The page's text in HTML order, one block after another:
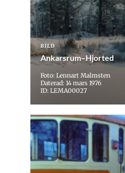
BILD
Ankarsrum–Hjorted
Foto: Lennart Malmsten
Daterad: 14 mars 1976
ID: LEMA00027